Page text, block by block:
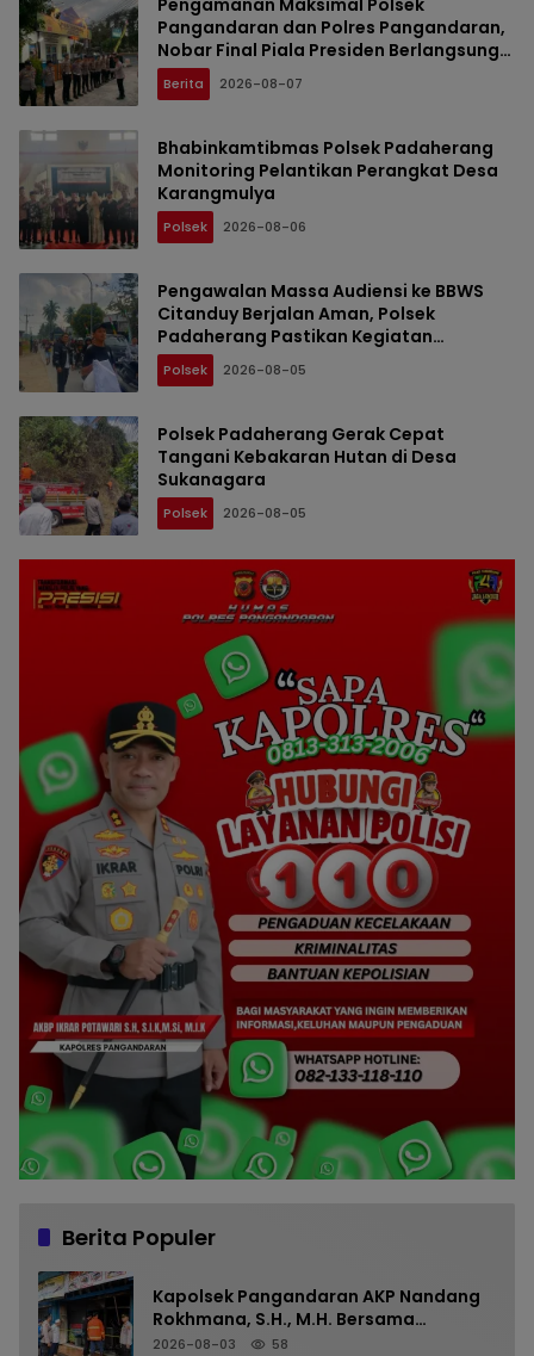
Pangandaran dan Polres Pangandaran,
Nobar Final Piala Presiden Berlangsung
Aman
Berita 2026-08-07
Bhabinkamtibmas Polsek Padaherang
Monitoring Pelantikan Perangkat Desa
Karangmulya
Polsek 2026-08-06
Pengawalan Massa Audiensi ke BBWS
Citanduy Berjalan Aman, Polsek
Padaherang Pastikan Kegiatan
Berlangsung Kondusif
Polsek 2026-08-05
Polsek Padaherang Gerak Cepat
Tangani Kebakaran Hutan di Desa
Sukanagara
Polsek 2026-08-05
Berita Populer
Kapolsek Pangandaran AKP Nandang
Rokhmana, S.H., M.H. Bersama
Anggota Cek TKP Kebakaran Ruko
2026-08-03 58